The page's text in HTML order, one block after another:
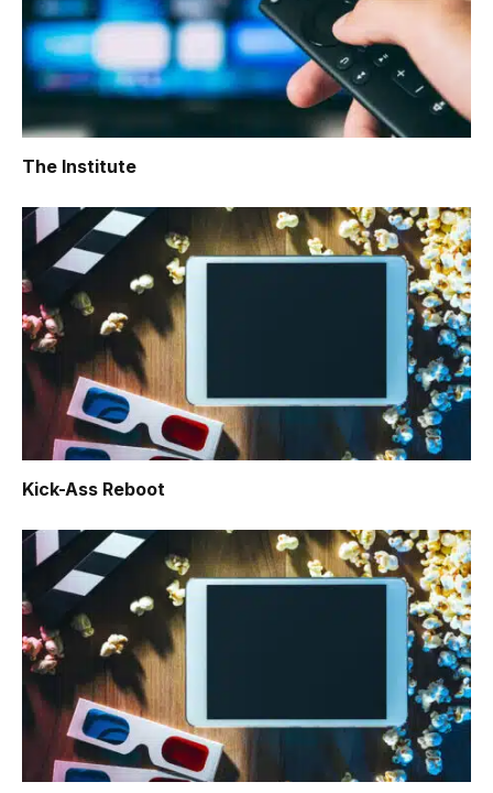
The Institute
Kick-Ass Reboot